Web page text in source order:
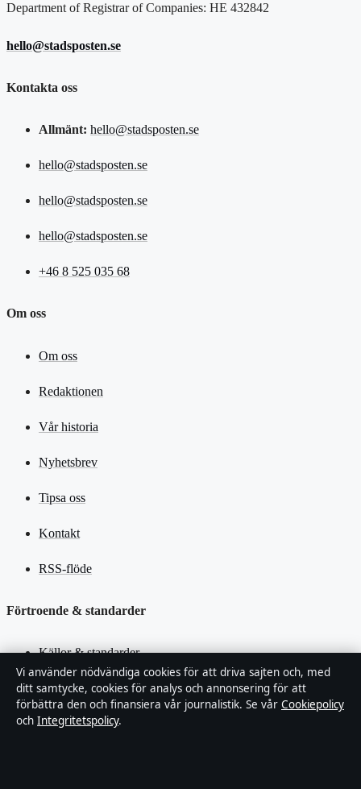
Department of Registrar of Companies: HE 432842
hello@stadsposten.se
Kontakta oss
Allmänt: hello@stadsposten.se
hello@stadsposten.se
hello@stadsposten.se
hello@stadsposten.se
+46 8 525 035 68
Om oss
Om oss
Redaktionen
Vår historia
Nyhetsbrev
Tipsa oss
Kontakt
RSS-flöde
Förtroende & standarder
Källor & standarder
Redaktionell policy
Rättelsepolicy
Vi använder nödvändiga cookies för att driva sajten och, med
ditt samtycke, cookies för analys och annonsering för att
förbättra den och finansiera vår journalistik. Se vår Cookiepolicy
och Integritetspolicy.